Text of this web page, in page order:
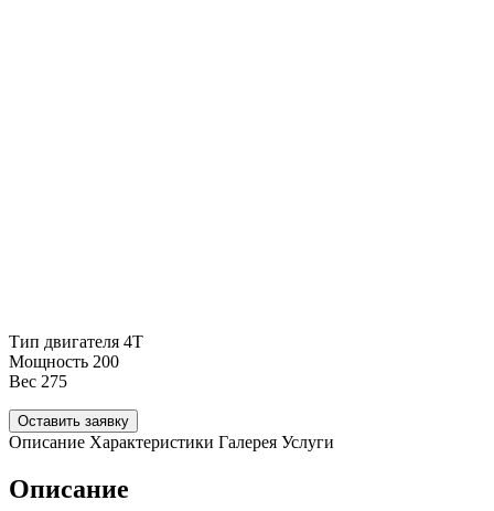
Тип двигателя 4Т
Мощность 200
Вес 275
Оставить заявку
Описание Характеристики Галерея Услуги
Описание